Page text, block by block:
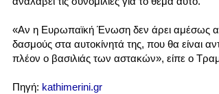
«Αν η Ευρωπαϊκή Ένωση δεν άρει αμέσως
δασμούς στα αυτοκίνητά της, που θα είναι
πλέον ο βασιλιάς των αστακών», είπε ο
Πηγή: kathimerini.gr